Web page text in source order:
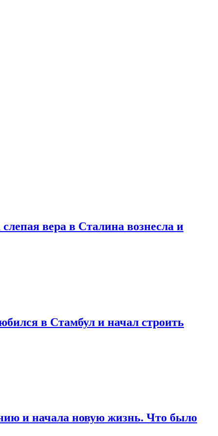
вера в Сталина вознесла и
в Стамбул и начал строить
и начала новую жизнь. Что было